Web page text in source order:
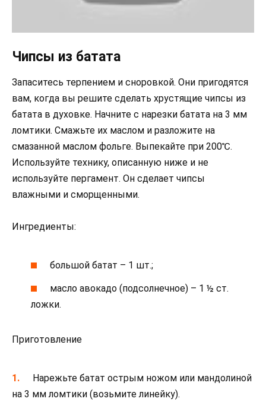
Чипсы из батата
Запаситесь терпением и сноровкой. Они пригодятся
вам, когда вы решите сделать хрустящие чипсы из
батата в духовке. Начните с нарезки батата на 3 мм
ломтики. Смажьте их маслом и разложите на
смазанной маслом фольге. Выпекайте при 200℃.
Используйте технику, описанную ниже и не
используйте пергамент. Он сделает чипсы
влажными и сморщенными.
Ингредиенты:
большой батат – 1 шт.;
масло авокадо (подсолнечное) – 1 ½ ст.
ложки.
Приготовление
Нарежьте батат острым ножом или мандолиной
на 3 мм ломтики (возьмите линейку).